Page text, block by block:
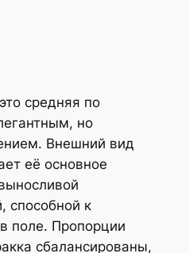
средняя по
но
Внешний вид
её основное
способной к
поле. Пропорции
сбалансированы,